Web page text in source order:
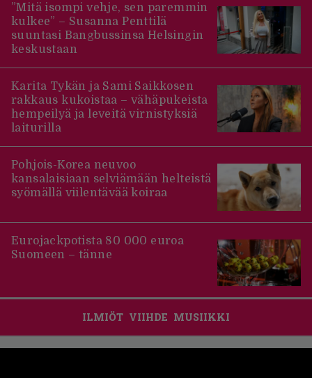
”Mitä isompi vehje, sen paremmin
kulkee” – Susanna Penttilä
suuntasi Bangbussinsa Helsingin
keskustaan
Karita Tykän ja Sami Saikkosen
rakkaus kukoistaa – vähäpukeista
hempeilyä ja leveitä virnistyksiä
laiturilla
Pohjois-Korea neuvoo
kansalaisiaan selviämään helteistä
syömällä viilentävää koiraa
Eurojackpotista 80 000 euroa
Suomeen – tänne
ILMIÖT VIIHDE MUSIIKKI